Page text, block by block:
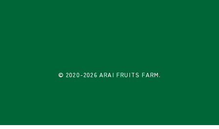
© 2020-2026 ARAI FRUITS FARM.